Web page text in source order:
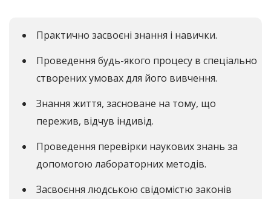
Практично засвоєні знання і навички.
Проведення будь-якого процесу в спеціально
створених умовах для його вивчення.
Знання життя, засноване на тому, що
пережив, відчув індивід.
Проведення перевірки наукових знань за
допомогою лабораторних методів.
Засвоєння людською свідомістю законів